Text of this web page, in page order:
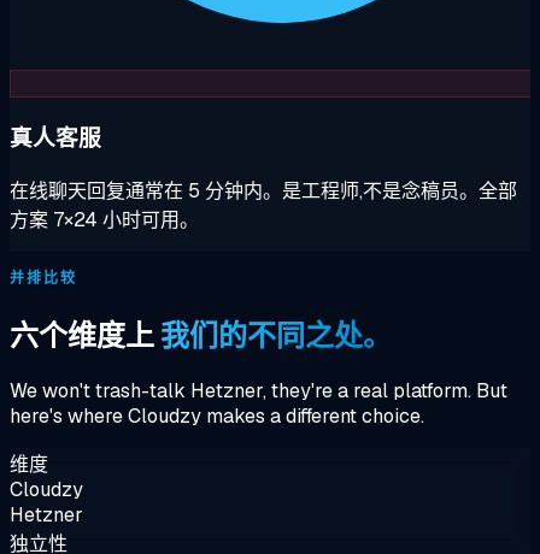
真人客服
在线聊天回复通常在 5 分钟内。是工程师,不是念稿员。全部
方案 7×24 小时可用。
并排比较
六个维度上我们的不同之处。
We won't trash-talk Hetzner, they're a real platform. But
here's where Cloudzy makes a different choice.
维度
Cloudzy
Hetzner
独立性